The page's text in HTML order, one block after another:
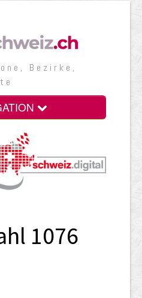
Bezirke,
1076